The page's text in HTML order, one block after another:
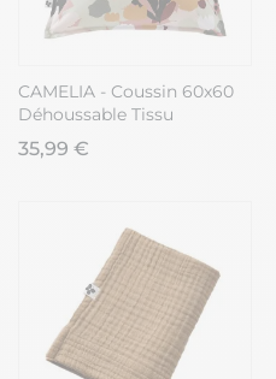
CAMELIA - Coussin 60x60
Déhoussable Tissu
Déperlant Motif Fleuri
35,99 €